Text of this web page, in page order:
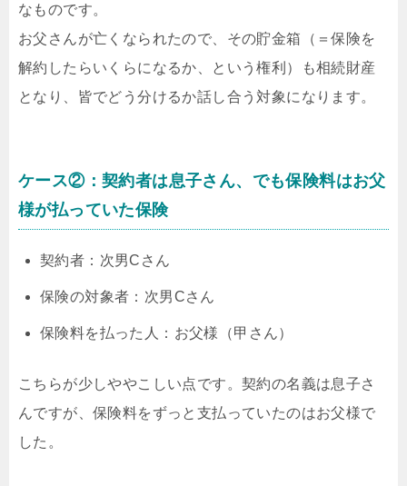
なものです。
お父さんが亡くなられたので、その貯金箱（＝保険を
解約したらいくらになるか、という権利）も相続財産
となり、皆でどう分けるか話し合う対象になります。
ケース②：契約者は息子さん、でも保険料はお父
様が払っていた保険
契約者：次男Cさん
保険の対象者：次男Cさん
保険料を払った人：お父様（甲さん）
こちらが少しややこしい点です。契約の名義は息子さ
んですが、保険料をずっと支払っていたのはお父様で
した。